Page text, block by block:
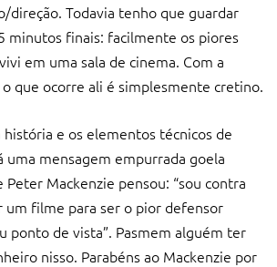
direção. Todavia tenho que guardar
minutos finais: facilmente os piores
em uma sala de cinema. Com a
o que ocorre ali é simplesmente cretino.
história e os elementos técnicos de
uma mensagem empurrada goela
Peter Mackenzie pensou: “sou contra
um filme para ser o pior defensor
ponto de vista”. Pasmem alguém ter
nisso. Parabéns ao Mackenzie por